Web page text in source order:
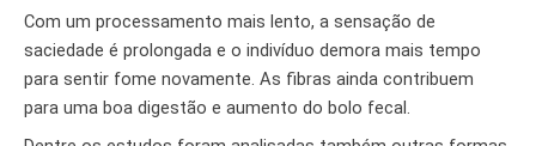
Com um processamento mais lento, a sensação de
saciedade é prolongada e o indivíduo demora mais tempo
para sentir fome novamente. As fibras ainda contribuem
para uma boa digestão e aumento do bolo fecal.